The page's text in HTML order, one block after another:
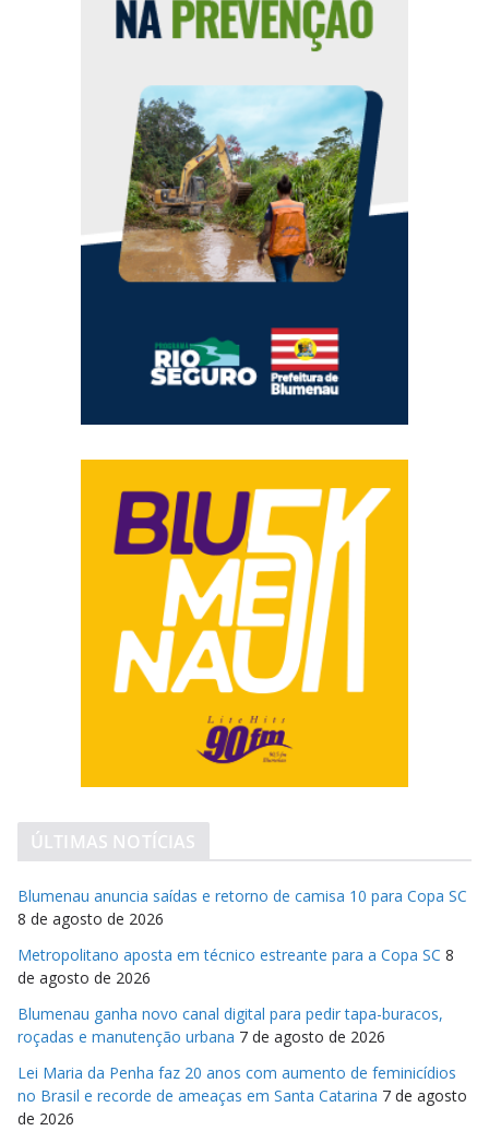
ÚLTIMAS NOTÍCIAS
Blumenau anuncia saídas e retorno de camisa 10 para Copa SC
8 de agosto de 2026
Metropolitano aposta em técnico estreante para a Copa SC 8
de agosto de 2026
Blumenau ganha novo canal digital para pedir tapa-buracos,
roçadas e manutenção urbana 7 de agosto de 2026
Lei Maria da Penha faz 20 anos com aumento de feminicídios
no Brasil e recorde de ameaças em Santa Catarina 7 de agosto
de 2026